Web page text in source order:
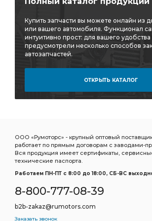
Стремянка рессоры Ролик натяж.
Щетка стеклоочистителя бескаркасная
стеклоочистителя бескаркасная
кабины передний Фильтр воздушный
воздушный внутренний Сайлентблок
Рычаг передний нижний
Cummins ISF3.8 а/м Toyota Camry
Фильтр масляный центрифуги
Купить запчасти вы можете онлайн из
или вашего автомобиля. Функционал
интуитивно прост: для вашего
предусмотрели несколько способов
автозапчастей.
ОТКРЫТЬ КАТАЛОГ
ООО «Румоторс» - крупный оптовый
работает по прямым договорам с заводами-
Вся продукция имеет сертификаты,
технические паспорта.
Работаем ПН-ПТ c 8:00 до 18:00, СБ-ВС
8-800-777-08-39
b2b-zakaz@rumotors.com
Заказать звонок